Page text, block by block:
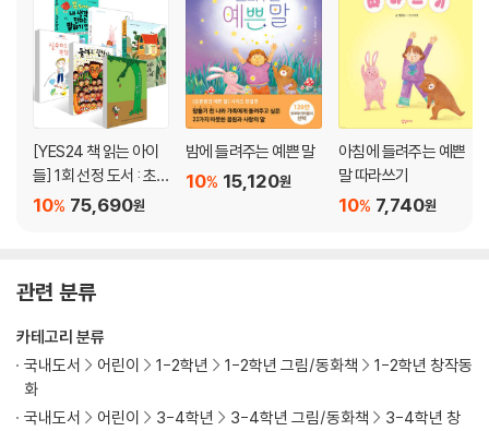
[YES24 책 읽는 아이
들] 1회 선정 도서 : 초
등 1~2학년 세트
75,690원
10%
밤에 들려주는 예쁜 말
15,120원
10%
아침에 들려주는 예쁜
말 따라쓰기
7,740원
10%
관련 분류
카테고리 분류
국내도서
어린이 1-2학년 1-2학년 그림/동화책
1-2학년 창작동
화
국내도서
어린이 3-4학년 3-4학년 그림/동화책
3-4학년 창